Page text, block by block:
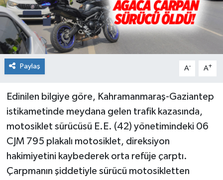
Paylaş A- A+
Edinilen bilgiye göre, Kahramanmaraş-Gaziantep
istikametinde meydana gelen trafik kazasında,
motosiklet sürücüsü E.E. (42) yönetimindeki 06
CJM 795 plakalı motosiklet, direksiyon
hakimiyetini kaybederek orta refüje çarptı.
Çarpmanın şiddetiyle sürücü motosikletten